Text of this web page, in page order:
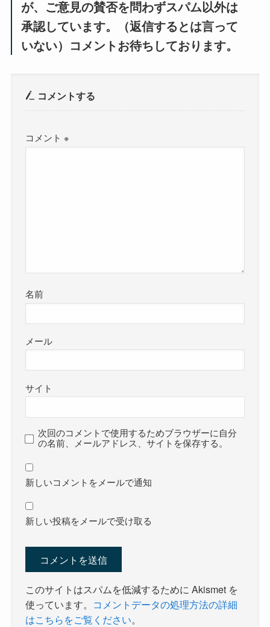
が、ご意見の賛否を問わずスパム以外は
承認しています。（返信するとは言って
いない）コメントお待ちしております。
コメントする
コメント※
名前
メール
サイト
次回のコメントで使用するためブラウザーに自分
の名前、メールアドレス、サイトを保存する。
新しいコメントをメールで通知
新しい投稿をメールで受け取る
このサイトはスパムを低減するために Akismet を
使っています。 コメントデータの処理方法の詳細
はこちらをご覧ください。